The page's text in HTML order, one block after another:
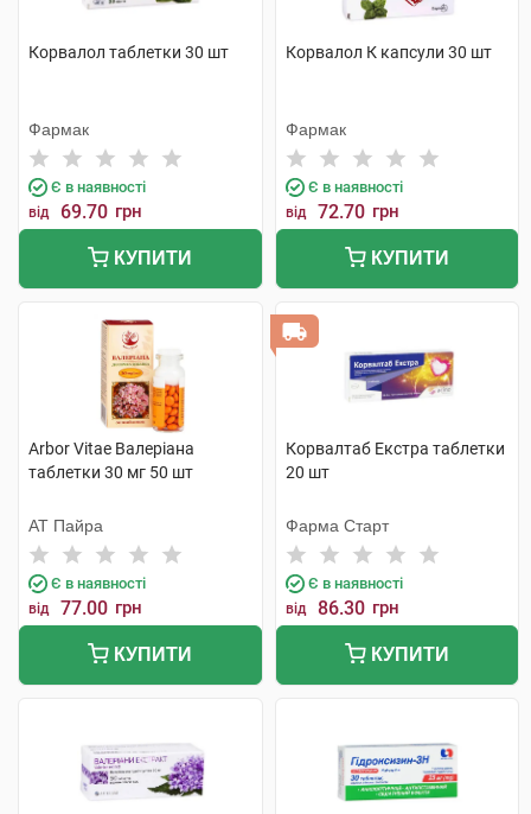
Корвалол таблетки 30 шт
Фармак
Є в наявності
від 69.70 грн
КУПИТИ
Корвалол К капсули 30 шт
Фармак
Є в наявності
від 72.70 грн
КУПИТИ
Arbor Vitae Валеріана
таблетки 30 мг 50 шт
АТ Пайра
Є в наявності
від 77.00 грн
КУПИТИ
Корвалтаб Екстра таблетки
20 шт
Фарма Старт
Є в наявності
від 86.30 грн
КУПИТИ